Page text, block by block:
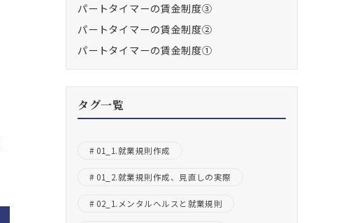
パートタイマーの賃金制度③
パートタイマーの賃金制度②
パートタイマーの賃金制度①
タグ一覧
01_1.就業規則作成
01_2.就業規則作成、見直しの実際
02_1.メンタルヘルスと就業規則